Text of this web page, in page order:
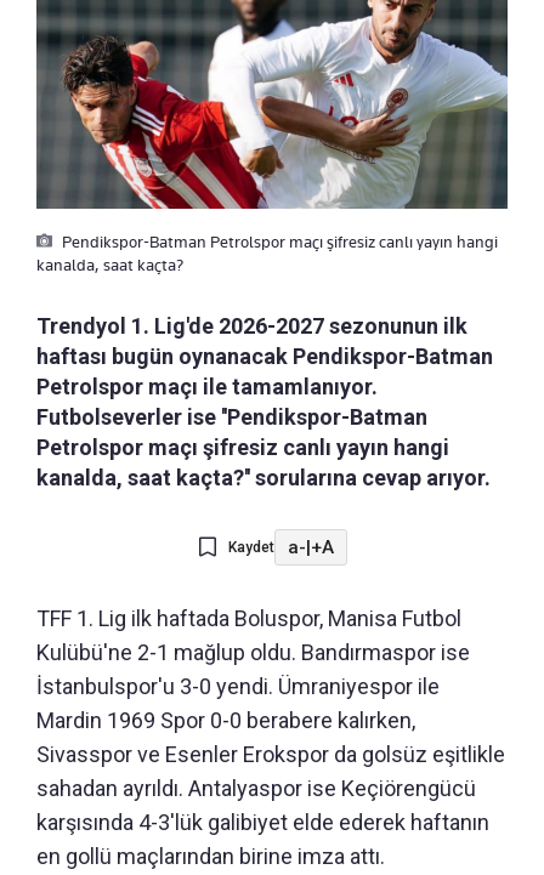
Pendikspor-Batman Petrolspor maçı şifresiz canlı yayın hangi
kanalda, saat kaçta?
Trendyol 1. Lig'de 2026-2027 sezonunun ilk
haftası bugün oynanacak Pendikspor-Batman
Petrolspor maçı ile tamamlanıyor.
Futbolseverler ise ''Pendikspor-Batman
Petrolspor maçı şifresiz canlı yayın hangi
kanalda, saat kaçta?'' sorularına cevap arıyor.
Kaydet a-|+A
TFF 1. Lig ilk haftada Boluspor, Manisa Futbol
Kulübü'ne 2-1 mağlup oldu. Bandırmaspor ise
İstanbulspor'u 3-0 yendi. Ümraniyespor ile
Mardin 1969 Spor 0-0 berabere kalırken,
Sivasspor ve Esenler Erokspor da golsüz eşitlikle
sahadan ayrıldı. Antalyaspor ise Keçiörengücü
karşısında 4-3'lük galibiyet elde ederek haftanın
en gollü maçlarından birine imza attı.